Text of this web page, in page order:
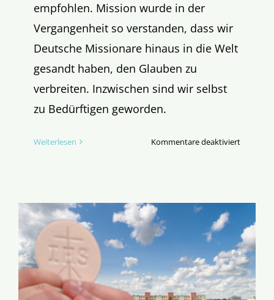
empfohlen. Mission wurde in der
Vergangenheit so verstanden, dass wir
Deutsche Missionare hinaus in die Welt
gesandt haben, den Glauben zu
verbreiten. Inzwischen sind wir selbst
zu Bedürftigen geworden.
Weiterlesen Kommentare deaktiviertfür